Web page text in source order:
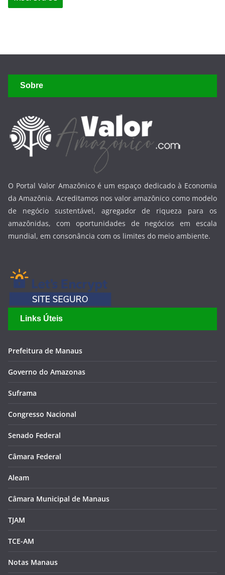
Sobre
O Portal Valor Amazônico é um espaço dedicado à Economia
da Amazônia. Acreditamos nos valor amazônico como modelo
de negócio sustentável, agregador de riqueza para os
amazônidas, com oportunidades de negócios em escala
mundial, em consonância com os limites do meio ambiente.
Links Úteis
Prefeitura de Manaus
Governo do Amazonas
Suframa
Congresso Nacional
Senado Federal
Câmara Federal
Aleam
Câmara Municipal de Manaus
TJAM
TCE-AM
Notas Manaus